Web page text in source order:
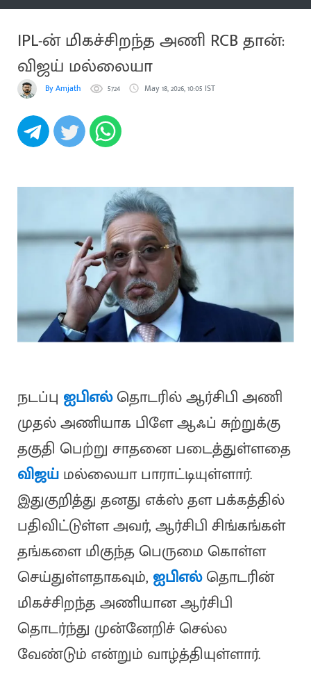
IPL-ன் மிகச்சிறந்த அணி RCB தான்:
விஜய் மல்லையா
By Amjath 5724 May 18, 2026, 10:05 IST
நடப்பு ஐபிஎல்தொடரில் ஆர்சிபி அணி
முதல் அணியாக பிளே ஆஃப் சுற்றுக்கு
தகுதி பெற்று சாதனை படைத்துள்ளதை
விஜய்மல்லையா பாராட்டியுள்ளார்.
இதுகுறித்து தனது எக்ஸ் தள பக்கத்தில்
பதிவிட்டுள்ள அவர், ஆர்சிபி சிங்கங்கள்
தங்களை மிகுந்த பெருமை கொள்ள
செய்துள்ளதாகவும், ஐபிஎல்தொடரின்
மிகச்சிறந்த அணியான ஆர்சிபி
தொடர்ந்து முன்னேறிச் செல்ல
வேண்டும் என்றும் வாழ்த்தியுள்ளார்.